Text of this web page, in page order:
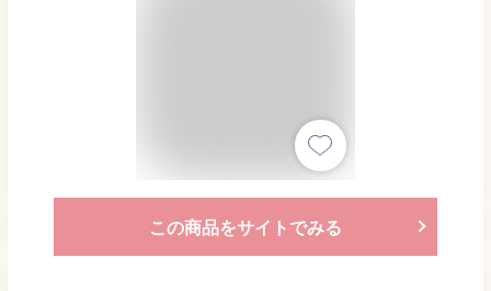
この商品をサイトでみる